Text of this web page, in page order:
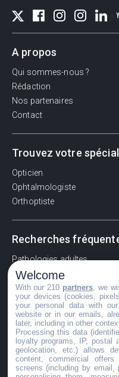
A propos
Qui sommes-nous ?
Rédaction
Nos partenaires
Contact
Trouvez votre
Opticien
Ophtalmologiste
Orthoptiste
Recherches
Pathologies adultes
Signes d'une urgence
La vision
Acuité visuelle
Myosis / mydriase
Œdème oculaire
©GuideVue2024
Welcome
With our 210 partners , we
your devices (cookies,
your personal data with
website or in our emails,
later, including in other
Processing this data
loyalty programs, IP, postal
geolocation, etc.) allows
content, commercial
screens (including by email,